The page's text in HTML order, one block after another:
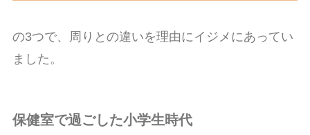
の3つで、周りとの違いを理由にイジメにあってい
ました。
保健室で過ごした小学生時代